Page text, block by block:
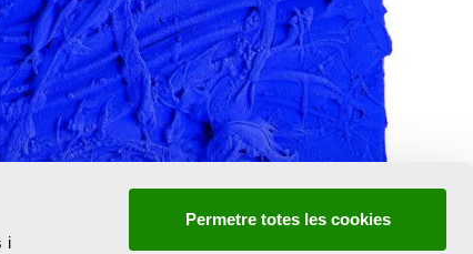
i
Permetre totes les cookies